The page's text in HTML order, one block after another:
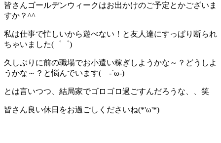
皆さんゴールデンウィークはお出かけのご予定とかございま
すか？^^
私は仕事で忙しいから遊べない！と友人達にすっぱり断られ
ちゃいました(゜゜)
久しぶりに前の職場でお小遣い稼ぎしようかな～？どうしよ
うかな～？と悩んでいます( -`ω-)
とは言いつつ、結局家でゴロゴロ過ごすんだろうな、、笑
皆さん良い休日をお過ごしくださいね(*'ω'*)